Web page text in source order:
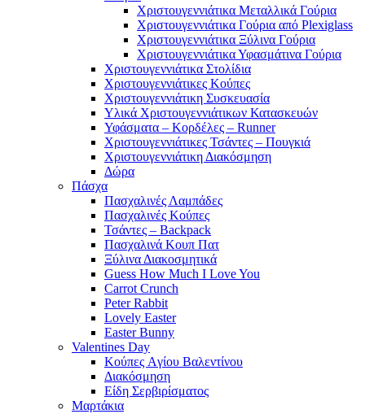
Χριστουγεννιάτικα Μεταλλικά Γούρια
Χριστουγεννιάτικα Γούρια από Plexiglass
Χριστουγεννιάτικα Ξύλινα Γούρια
Χριστουγεννιάτικα Υφασμάτινα Γούρια
Χριστουγεννιάτικα Στολίδια
Χριστουγεννιάτικες Κούπες
Χριστουγεννιάτικη Συσκευασία
Υλικά Χριστουγεννιάτικων Κατασκευών
Υφάσματα – Κορδέλες – Runner
Χριστουγεννιάτικες Τσάντες – Πουγκιά
Χριστουγεννιάτικη Διακόσμηση
Δώρα
Πάσχα
Πασχαλινές Λαμπάδες
Πασχαλινές Κούπες
Τσάντες – Backpack
Πασχαλινά Κουπ Πατ
Ξύλινα Διακοσμητικά
Guess How Much I Love You
Carrot Crunch
Peter Rabbit
Lovely Easter
Easter Bunny
Valentines Day
Κούπες Aγίου Βαλεντίνου
Διακόσμηση
Είδη Σερβιρίσματος
Μαρτάκια